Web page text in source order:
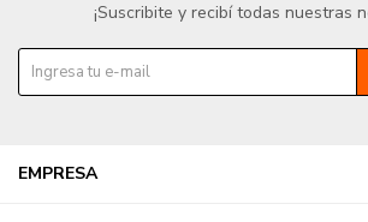
EMPRESA
¡Suscribite y recibí todas nuestras